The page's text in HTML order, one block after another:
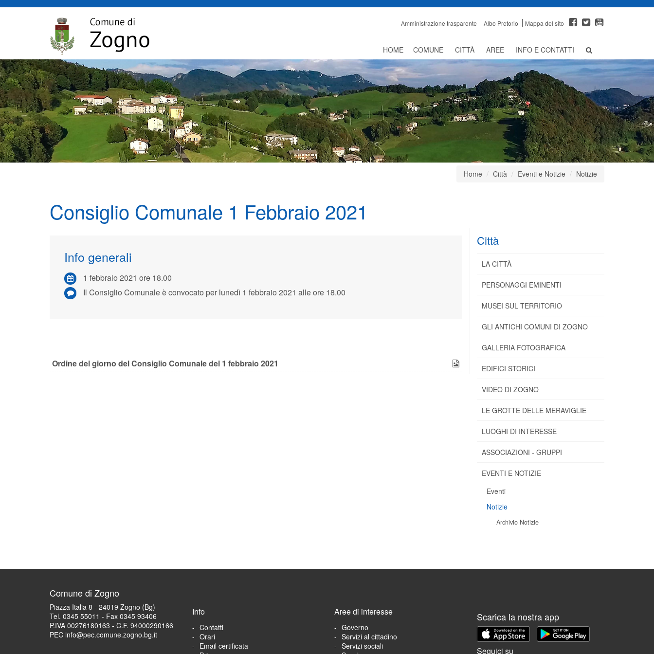
Amministrazione trasparente Albo Pretorio Mappa del sito
HOME COMUNE CITTÀ AREE INFO E CONTATTI
Home Città Eventi e Notizie Notizie
Consiglio Comunale 1 Febbraio 2021
Info generali
1 febbraio 2021 ore 18.00
Il Consiglio Comunale è convocato per lunedì 1 febbraio 2021 alle ore 18.00
Ordine del giorno del Consiglio Comunale del 1 febbraio 2021
Città
LA CITTÀ
PERSONAGGI EMINENTI
MUSEI SUL TERRITORIO
GLI ANTICHI COMUNI DI ZOGNO
GALLERIA FOTOGRAFICA
EDIFICI STORICI
VIDEO DI ZOGNO
LE GROTTE DELLE MERAVIGLIE
LUOGHI DI INTERESSE
ASSOCIAZIONI - GRUPPI
EVENTI E NOTIZIE
Eventi
Notizie
Archivio Notizie
Comune di Zogno
Piazza Italia 8 - 24019 Zogno (Bg)
Tel. 0345 55011 - Fax 0345 93406
P.IVA 00276180163 - C.F. 94000290166
PEC info@pec.comune.zogno.bg.it
Info
Contatti
Orari
Email certificata
Aree di interesse
Governo
Servizi al cittadino
Servizi sociali
Scarica la nostra app
Seguici su